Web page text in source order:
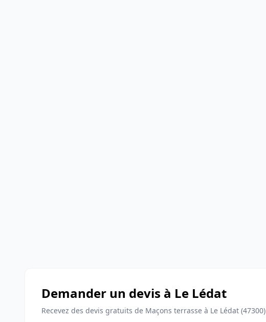
Demander un devis à Le Lédat
Recevez des devis gratuits de Maçons terrasse à Le Lédat (47300)